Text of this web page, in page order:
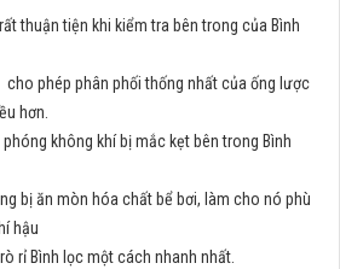
thuận tiện khi kiểm tra bên trong của Bình
cho phép phân phối thống nhất của ống lược
hơn.
không khí bị mắc kẹt bên trong Bình
bị ăn mòn hóa chất bể bơi, làm cho nó phù
hậu
rỉ Bình lọc một cách nhanh nhất.